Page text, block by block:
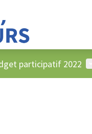
participatif 2022